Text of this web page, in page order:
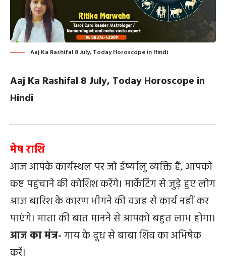
Aaj Ka Rashifal 8 July, Today Horoscope in Hindi
Aaj Ka Rashifal 8 July, Today Horoscope in
Hindi
मेष राशि
आज आपके कार्यस्थल पर जो ईर्ष्यालु व्यक्ति हैं, आपको
कष्ट पहुंचाने की कोशिश करेंगे। मार्केटिंग से जुड़े हुए लोग
आज बारिश के कारण भीगने की वजह से कार्य नहीं कर
पाएंगे। माता की बात मानने से आपको बहुत लाभ होगा।
आज का मंत्र-गाय के दूध से बाबा शिव का अभिषेक
करें।